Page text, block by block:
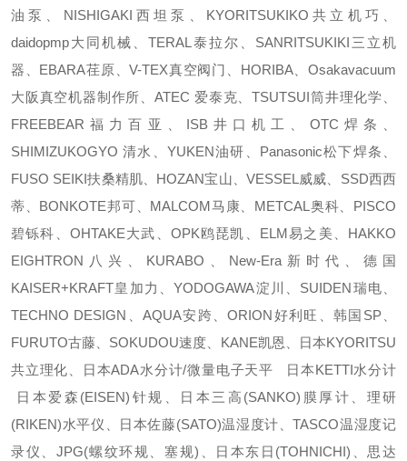
油泵、NISHIGAKI西坦泵、KYORITSUKIKO共立机巧、
daidopmp大同机械、TERAL泰拉尔、SANRITSUKIKI三立机
器、EBARA荏原、V-TEX真空阀门、HORIBA、Osakavacuum
大阪真空机器制作所、ATEC 爱泰克、TSUTSUI筒井理化学、
FREEBEAR福力百亚、ISB井口机工、OTC焊条、
SHIMIZUKOGYO 清水、YUKEN油研、Panasonic松下焊条、
FUSO SEIKI扶桑精肌、HOZAN宝山、VESSEL威威、SSD西西
蒂、BONKOTE邦可、MALCOM马康、METCAL奥科、PISCO
碧铄科、OHTAKE大武、OPK鸥琵凯、ELM易之美、HAKKO
EIGHTRON八兴、KURABO、New-Era新时代、德国
KAISER+KRAFT皇加力、YODOGAWA淀川、SUIDEN瑞电、
TECHNO DESIGN、AQUA安跨、ORION好利旺、韩国SP、
FURUTO古藤、SOKUDOU速度、KANE凯恩、日本KYORITSU
共立理化、日本ADA水分计/微量电子天平 日本KETTI水分计
日本爱森(EISEN)针规、日本三高(SANKO)膜厚计、理研
(RIKEN)水平仪、日本佐藤(SATO)温湿度计、TASCO温湿度记
录仪、JPG(螺纹环规、塞规)、日本东日(TOHNICHI)、思达